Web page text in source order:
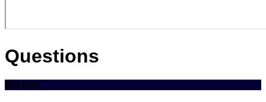
Questions
Bài học